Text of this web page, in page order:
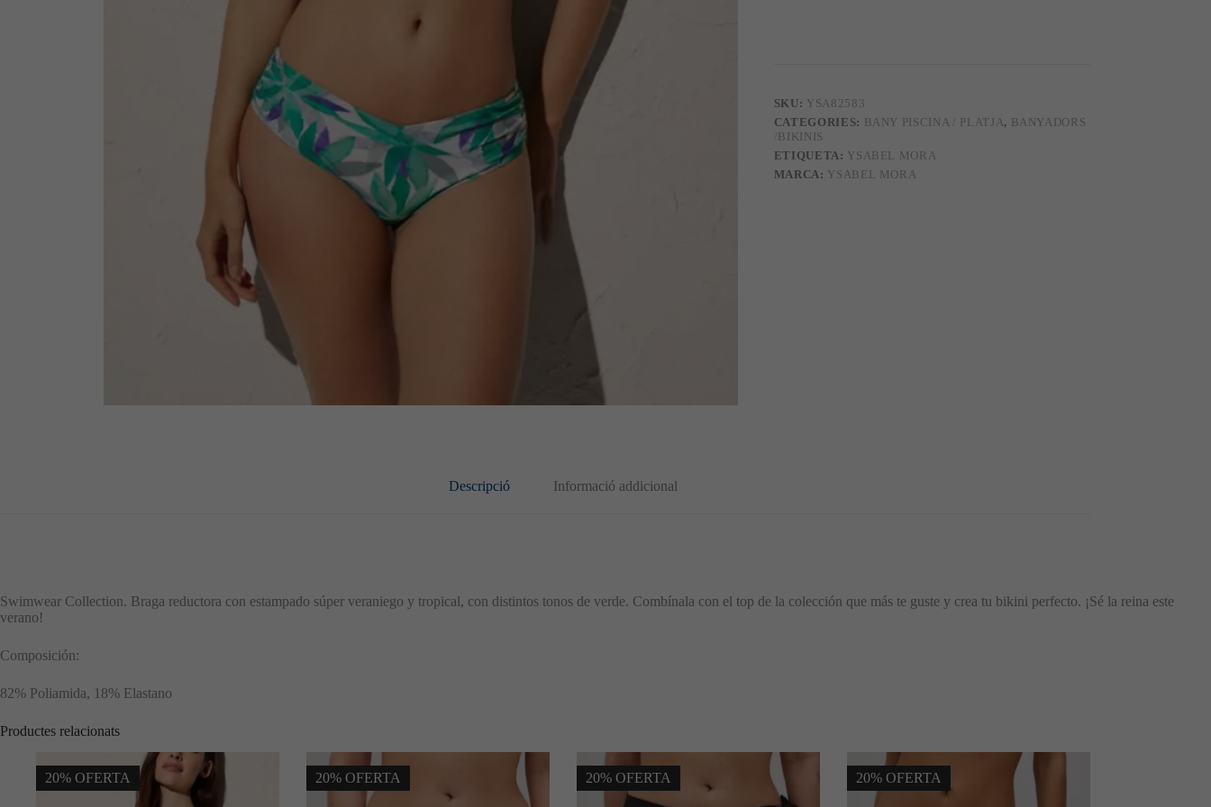
SKU: YSA82583
CATEGORIES: BANY PISCINA / PLATJA, BANYADORS
/BIKINIS
ETIQUETA: YSABEL MORA
MARCA: YSABEL MORA
Descripció Informació addicional
Swimwear Collection. Braga reductora con estampado súper veraniego y tropical, con distintos tonos de verde. Combínala con el top de la colección que más te guste y crea tu bikini perfecto. ¡Sé la reina este
verano!
Composición:
82% Poliamida, 18% Elastano
Productes relacionats
20% OFERTA 20% OFERTA 20% OFERTA 20% OFERTA